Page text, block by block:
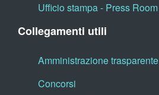
Ufficio stampa - Press Room
Collegamenti utili
Amministrazione trasparente
Concorsi